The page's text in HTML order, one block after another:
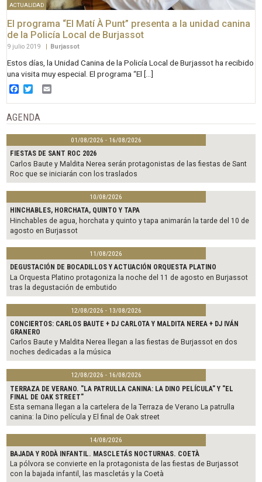
ACTUALIDAD
El programa “El Matí À Punt” presenta a la unidad canina
de la Policía Local de Burjassot
9 julio 2019 | Burjassot
Estos días, la Unidad Canina de la Policía Local de Burjassot ha recibido
una visita muy especial. El programa “El […]
Facebook
Twitter
AGENDA
01/08/2026 - 16/08/2026
FIESTAS DE SANT ROC 2026
Carlos Baute y Maldita Nerea serán protagonistas de las fiestas de Sant
Roc que se iniciarán con los traslados
10/08/2026
HINCHABLES, HORCHATA, QUINTO Y TAPA
Hinchables de agua, horchata y quinto y tapa animarán la tarde del 10 de
agosto en Burjassot
11/08/2026
DEGUSTACIÓN DE BOCADILLOS Y ACTUACIÓN ORQUESTA PLATINO
La Orquesta Platino protagoniza la noche del 11 de agosto en Burjassot
tras la degustación de embutido
12/08/2026 - 13/08/2026
CONCIERTOS: CARLOS BAUTE + DJ CARLOTA Y MALDITA NEREA + DJ IVÁN
GRANERO
Carlos Baute y Maldita Nerea llegan a las fiestas de Burjassot en dos
noches dedicadas a la música
12/08/2026 - 16/08/2026
TERRAZA DE VERANO. "LA PATRULLA CANINA: LA DINO PELÍCULA" Y "EL
FINAL DE OAK STREET"
Esta semana llegan a la cartelera de la Terraza de Verano La patrulla
canina: la Dino película y El final de Oak street
14/08/2026
BAJADA Y RODÀ INFANTIL. MASCLETÁS NOCTURNAS. COETÀ
La pólvora se convierte en la protagonista de las fiestas de Burjassot
con la bajada infantil, las mascletás y la Coetà